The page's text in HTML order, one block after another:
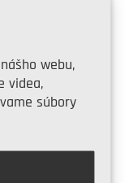
webu,
videa,
súbory